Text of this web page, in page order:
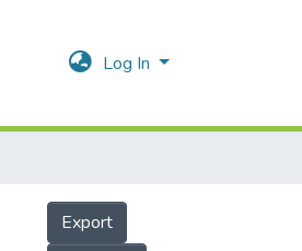
Log In
Export